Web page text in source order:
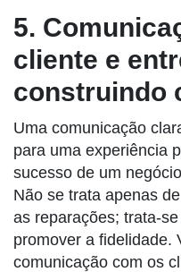
5.
cliente e
construindo
Uma comunicação
para uma experiência
sucesso de um
Não se trata apenas
as reparações; trata-
promover a fidelidade.
comunicação com os